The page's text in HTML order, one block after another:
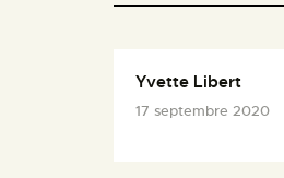
Yvette Libert
17 septembre 2020